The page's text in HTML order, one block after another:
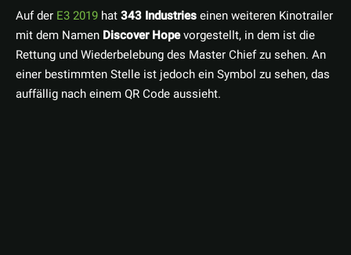
Auf der E3 2019 hat343 Industrieseinen weiteren Kinotrailer
mit dem Namen Discover Hopevorgestellt, in dem ist die
Rettung und Wiederbelebung des Master Chief zu sehen. An
einer bestimmten Stelle ist jedoch ein Symbol zu sehen, das
auffällig nach einem QR Code aussieht.